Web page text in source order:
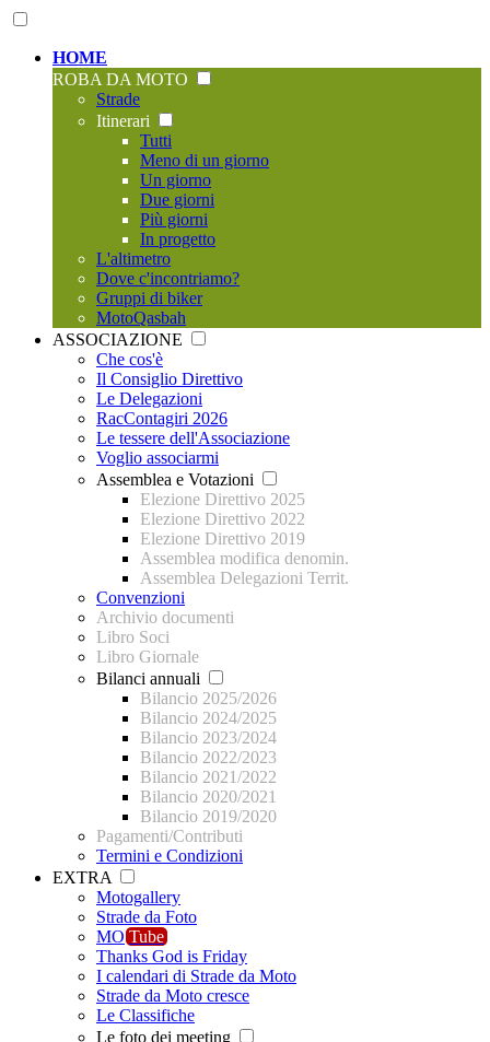
HOME
ROBA DA MOTO
Strade
Itinerari
Tutti
Meno di un giorno
Un giorno
Due giorni
Più giorni
In progetto
L'altimetro
Dove c'incontriamo?
Gruppi di biker
MotoQasbah
ASSOCIAZIONE
Che cos'è
Il Consiglio Direttivo
Le Delegazioni
RacContagiri 2026
Le tessere dell'Associazione
Voglio associarmi
Assemblea e Votazioni
Elezione Direttivo 2025
Elezione Direttivo 2022
Elezione Direttivo 2019
Assemblea modifica denomin.
Assemblea Delegazioni Territ.
Convenzioni
Archivio documenti
Libro Soci
Libro Giornale
Bilanci annuali
Bilancio 2025/2026
Bilancio 2024/2025
Bilancio 2023/2024
Bilancio 2022/2023
Bilancio 2021/2022
Bilancio 2020/2021
Bilancio 2019/2020
Pagamenti/Contributi
Termini e Condizioni
EXTRA
Motogallery
Strade da Foto
MO Tube
Thanks God is Friday
I calendari di Strade da Moto
Strade da Moto cresce
Le Classifiche
Le foto dei meeting